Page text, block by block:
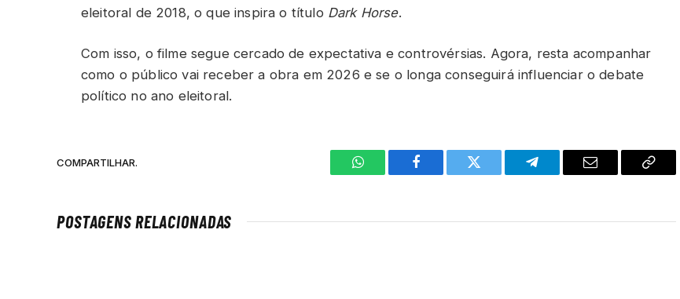
eleitoral de 2018, o que inspira o título Dark Horse.
Com isso, o filme segue cercado de expectativa e controvérsias. Agora, resta acompanhar
como o público vai receber a obra em 2026 e se o longa conseguirá influenciar o debate
político no ano eleitoral.
COMPARTILHAR.
WhatsAppFacebook Twitter TelegramaE-
Copiar
POSTAGENS RELACIONADAS